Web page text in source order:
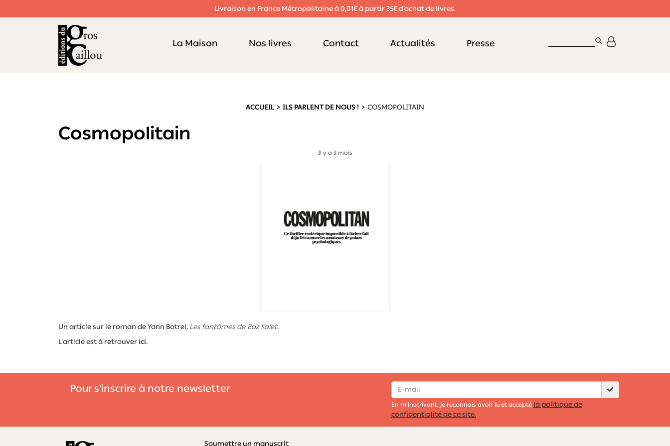
Livraison en France Métropolitaine à 0,01€ à partir 35€ d’achat de livres.
La Maison Nos livres Contact Actualités Presse
RECHERCHER
SUR
ACCUEIL ILS PARLENT DE NOUS ! COSMOPOLITAIN
Cosmopolitain
Il y a 3 mois
Un article sur le roman de Yann Botrel, Les fantômes de Baz Kalet.
L'article est à retrouverici.
Pour s'inscrire à notre newsletter
En m'inscrivant, je reconnais avoir lu et accepté la politique de
confidentialité de ce site.
Soumettre un manuscrit